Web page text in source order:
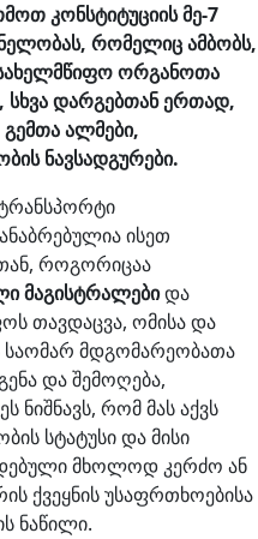
კონსტიტუციის მე-7
რომელიც ამბობს,
ორგანოთა
სხვა დარგებთან ერთად,
ალმები,
ნავსადგურები.
ისეთ
როგორიცაა
მაგისტრალებიდა
თავდაცვა, ომისა და
საომარ მდგომარეობათა
და შემოღება,
ნიშნავს, რომ მას აქვს
სტატუსი და მისი
მხოლოდ კერძო ან
ქვეყნის უსაფრთხოებისა
ნაწილი.